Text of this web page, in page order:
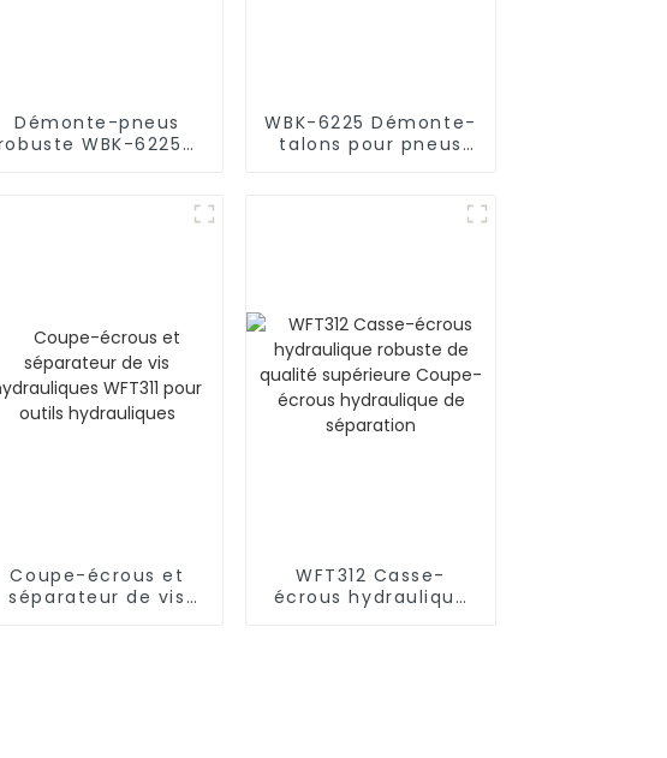
Démonte-pneus
WBK-6225C
WBK-6225 Démonte-
talons pour pneus
Coupe-écrous et
séparateur de vis
WFT312 Casse-
écrous hydraulique